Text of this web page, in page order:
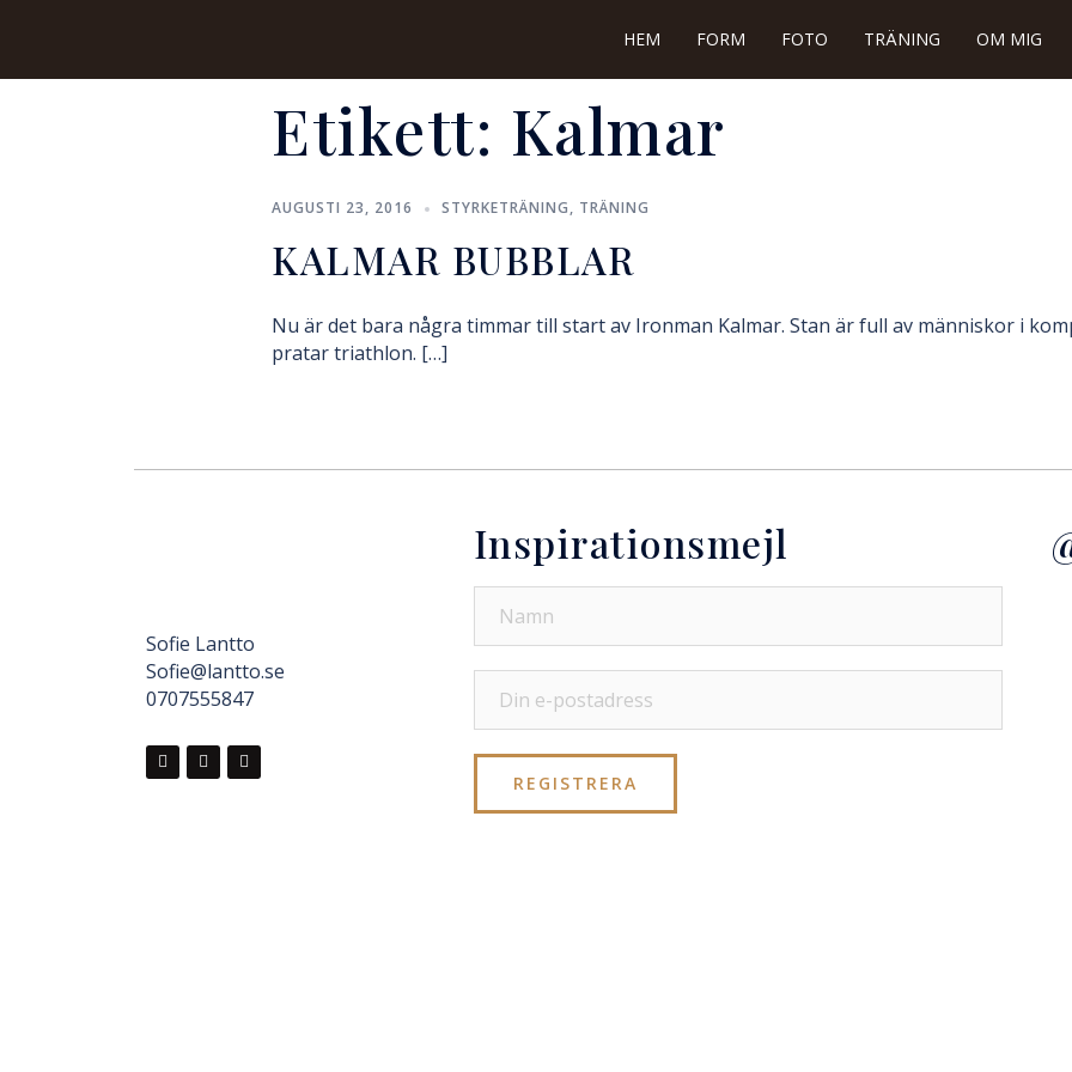
HEM FORM FOTO TRÄNING OM MIG
Etikett: Kalmar
AUGUSTI 23, 2016 STYRKETRÄNING, TRÄNING
KALMAR BUBBLAR
Nu är det bara några timmar till start av Ironman Kalmar. Stan är full av människor i
pratar triathlon. […]
Sofie Lantto
Sofie@lantto.se
0707555847
Inspirationsmejl